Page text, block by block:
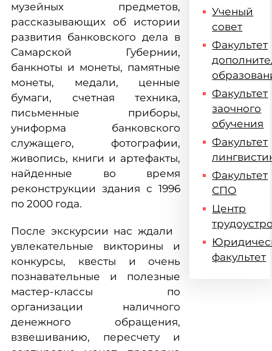
музейных предметов,
рассказывающих об истории
развития банковского дела в
Самарской Губернии,
банкноты и монеты, памятные
монеты, медали, ценные
бумаги, счетная техника,
письменные приборы,
униформа банковского
служащего, фотографии,
живопись, книги и артефакты,
найденные во время
реконструкции здания c 1996
по 2000 года.
После экскурсии нас ждали
увлекательные викторины и
конкурсы, квесты и очень
познавательные и полезные
мастер-классы по
организации наличного
денежного обращения,
взвешиванию, пересчету и
Ученый
совет
Факультет
Факультет
заочного
обучения
Факультет
Факультет
СПО
Центр
факультет